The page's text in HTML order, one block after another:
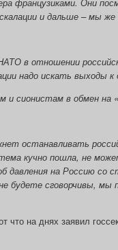
и дальше – мы же
в отношении
надо искать выходы к
и сионистам в обмен на
останавливать
кучно пошла, не
давления на Россию со
будете сговорчивы, мы
что на днях заявил